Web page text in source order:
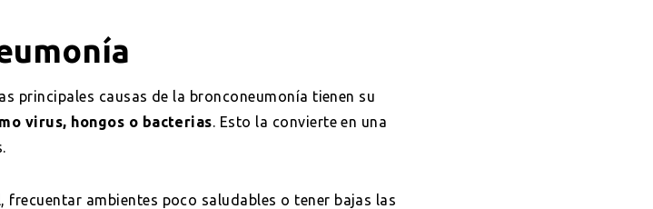
principales causas de la bronconeumonía tienen su
virus, hongos o bacterias. Esto la convierte en una
ambientes poco saludables o tener bajas las